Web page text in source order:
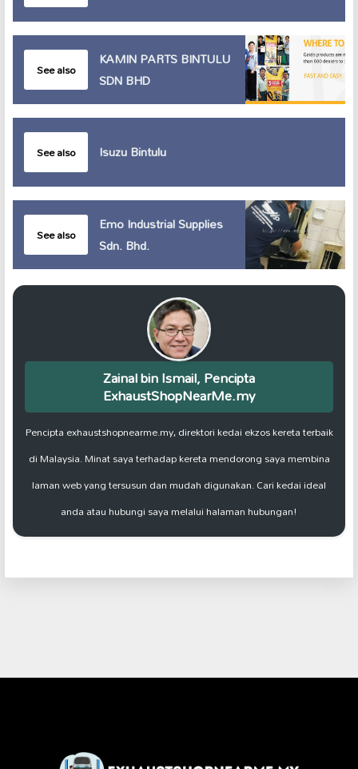
See also
KAMIN PARTS BINTULU
SDN BHD
See also Isuzu Bintulu
See also
Emo Industrial Supplies
Sdn. Bhd.
Zainal bin Ismail, Pencipta
ExhaustShopNearMe.my
Pencipta exhaustshopnearme.my, direktori kedai ekzos kereta terbaik
di Malaysia. Minat saya terhadap kereta mendorong saya membina
laman web yang tersusun dan mudah digunakan. Cari kedai ideal
anda atau hubungi saya melalui halaman hubungan!